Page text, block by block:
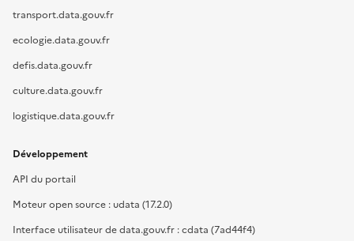
transport.data.gouv.fr
ecologie.data.gouv.fr
defis.data.gouv.fr
culture.data.gouv.fr
logistique.data.gouv.fr
Développement
API du portail
Moteur open source : udata (17.2.0)
Interface utilisateur de data.gouv.fr : cdata (7ad44f4)